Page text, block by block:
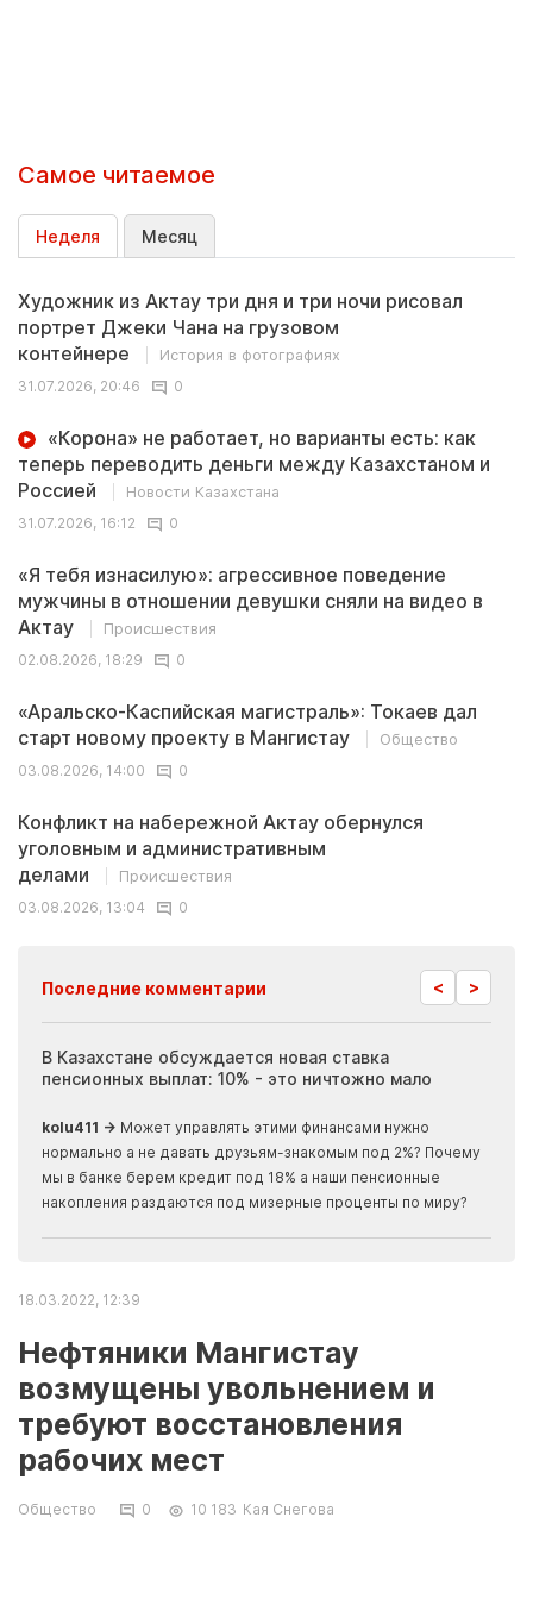
Самое читаемое
Неделя Месяц
Художник из Актау три дня и три ночи рисовал
портрет Джеки Чана на грузовом
контейнере
История в фотографиях
31.07.2026, 20:46
0
«Корона» не работает, но варианты есть: как
теперь переводить деньги между Казахстаном и
Россией
Новости Казахстана
31.07.2026, 16:12
0
«Я тебя изнасилую»: агрессивное поведение
мужчины в отношении девушки сняли на видео в
Актау
Происшествия
02.08.2026, 18:29
0
«Аральско-Каспийская магистраль»: Токаев дал
старт новому проекту в Мангистау
Общество
03.08.2026, 14:00
0
Конфликт на набережной Актау обернулся
уголовным и административным
делами
Происшествия
03.08.2026, 13:04
0
Последние комментарии < >
В Казахстане обсуждается новая ставка
пенсионных выплат: 10% - это ничтожно мало
kolu411 → Может управлять этими финансами нужно
нормально а не давать друзьям-знакомым под 2%? Почему
мы в банке берем кредит под 18% а наши пенсионные
накопления раздаются под мизерные проценты по миру?
18.03.2022, 12:39
Нефтяники Мангистау
возмущены увольнением и
требуют восстановления
рабочих мест
Общество 0 10 183 Кая Снегова